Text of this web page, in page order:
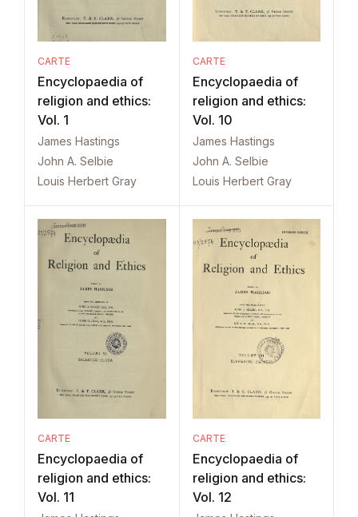
CARTE
Encyclopaedia of
religion and ethics:
Vol. 1
James Hastings
John A. Selbie
Louis Herbert Gray
CARTE
Encyclopaedia of
religion and ethics:
Vol. 10
James Hastings
John A. Selbie
Louis Herbert Gray
CARTE
Encyclopaedia of
religion and ethics:
Vol. 11
CARTE
Encyclopaedia of
religion and ethics:
Vol. 12